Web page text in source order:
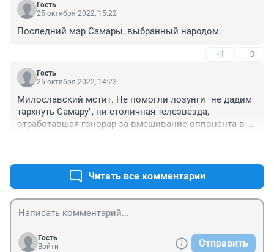
Гость
25 октября 2022, 15:22
Последний мэр Самары, выбранный народом.
+1 –0
Гость
25 октября 2022, 14:23
Милославский мстит. Не помогли лозунги "не дадим
тархнуть Самару", ни столичная телезвезда,
отработавшая гонорар за вмешивание оппонента в
Читать все комментарии
Гость
Войти
Отправить